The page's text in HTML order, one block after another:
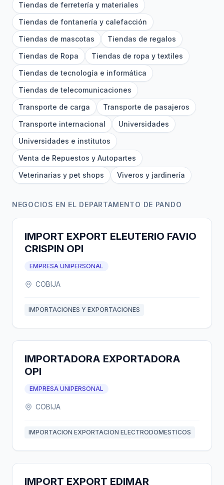
Tiendas de ferretería y materiales
Tiendas de fontanería y calefacción
Tiendas de mascotas
Tiendas de regalos
Tiendas de Ropa
Tiendas de ropa y textiles
Tiendas de tecnología e informática
Tiendas de telecomunicaciones
Transporte de carga
Transporte de pasajeros
Transporte internacional
Universidades
Universidades e institutos
Venta de Repuestos y Autopartes
Veterinarias y pet shops
Viveros y jardinería
NEGOCIOS EN EL DEPARTAMENTO DE PANDO
IMPORT EXPORT ELEUTERIO FAVIO
CRISPIN OPI
EMPRESA UNIPERSONAL
COBIJA
IMPORTACIONES Y EXPORTACIONES
IMPORTADORA EXPORTADORA
OPI
EMPRESA UNIPERSONAL
COBIJA
IMPORTACION EXPORTACION ELECTRODOMESTICOS
IMPORT EXPORT EDIMAR